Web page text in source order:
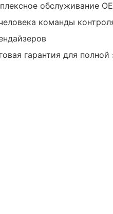
обслуживание
команды
гарантия для